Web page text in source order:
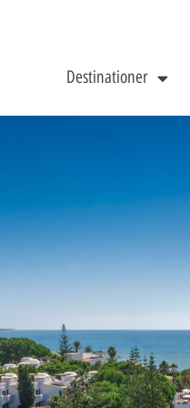
Destinationer